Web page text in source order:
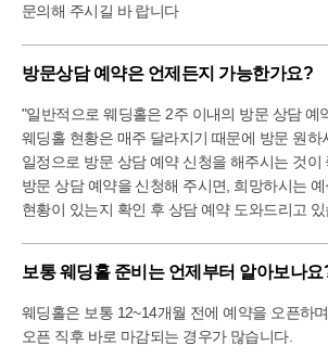
저는 실제로 봤을 때 층고가 낮은 느낌이
웨딩홀 단독 건물은 아니지만 하객으로
보이지도 신경쓰이지도 않았을 듯해요!
저는 직접 봤을 때에도 전혀 거슬리지 않
굳이 찾아봤지만 저에게는 단점은 거의
가득했던 선릉 르비르모어,
문의해 주시길 바 랍니다
방문상담 예약은 언제든지 가능한가요?
"일반적으로 웨딩홀은 2주 이내의 방문 상담 예
웨딩홀 현황은 매주 달라지기 때문에 방문 원하
일정으로 방문 상담 예약 신청을 해주시는 것이
방문 상담 예약을 신청해 주시면, 희망하시는
현황이 있는지 확인 후 상담 예약 도와드리고
보통 웨딩홀 준비는 언제부터 알아보나요
웨딩홀은 보통 12~14개월 전에 예약을 오픈하
오픈 직후 바로 마감되는 경우가 많습니다.